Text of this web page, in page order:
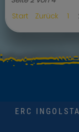
Start
Zurück 1
ERC